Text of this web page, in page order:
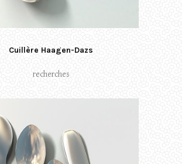
Cuillère Haagen-Dazs
recherches